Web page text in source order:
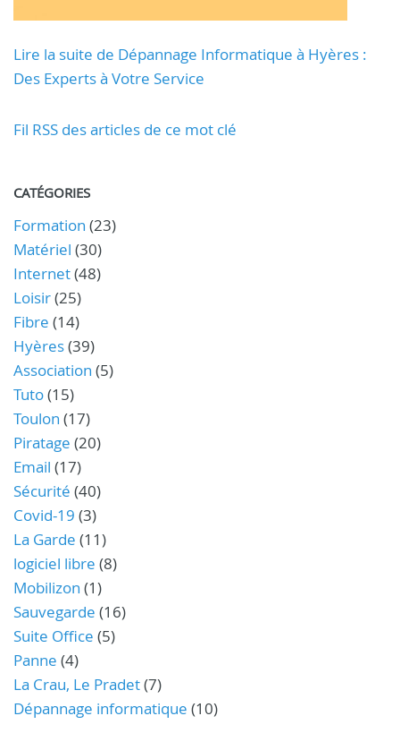
Lire la suite de Dépannage Informatique à Hyères :
Des Experts à Votre Service
Fil RSS des articles de ce mot clé
CATÉGORIES
Formation (23)
Matériel (30)
Internet(48)
Loisir(25)
Fibre (14)
Hyères(39)
Association (5)
Tuto(15)
Toulon (17)
Piratage (20)
Email (17)
Sécurité (40)
Covid-19 (3)
La Garde (11)
logiciel libre (8)
Mobilizon (1)
Sauvegarde (16)
Suite Office (5)
Panne (4)
La Crau, Le Pradet(7)
Dépannage informatique (10)